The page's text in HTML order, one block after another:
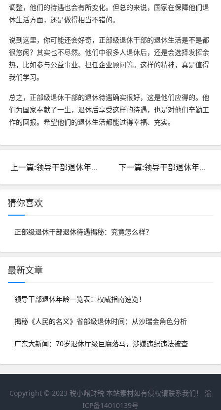
调整，他们的待遇也会有所变化。但总的来说，国家在保障他们退
休生活方面，还是做得相当不错的。
说到这里，你可能还会好奇，正部级退休干部的退休生活是不是都
很悠闲？其实也不尽然。他们中很多人退休后，还是会选择发挥余
热，比如参与公益事业、担任企业顾问等。这样的精神，真是值得
我们学习。
总之，正部级退休干部的退休待遇确实很好，这是他们应得的。他
们为国家奉献了一生，退休后享受这样的待遇，也是对他们辛勤工
作的回报。希望他们的退休生活都能过得幸福、充实。
上一篇:领导干部退休年龄一览：权威解析退休政策！ 下一篇:领导干部退休年龄一览表：权威指南速览！
猜你喜欢
正部级退休干部退休待遇揭秘：究竟怎么样？
最新文章
领导干部退休年龄一览表：权威指南速览！
揭秘《人民的名义》省部级退休时间：从沙瑞金角色分析
广东大新闻：70岁退休厅级巨腐落马，涉嫌违纪违法被查
Copyright © 2023 税小鼎财税 本站素材如有侵权请联系我们！ 渝
ICP备14010139号